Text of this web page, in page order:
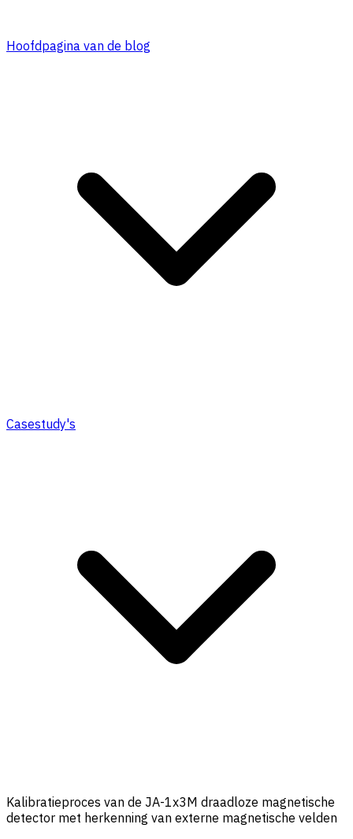
Hoofdpagina van de blog
Casestudy's
Kalibratieproces van de JA-1x3M draadloze magnetische
detector met herkenning van externe magnetische velden